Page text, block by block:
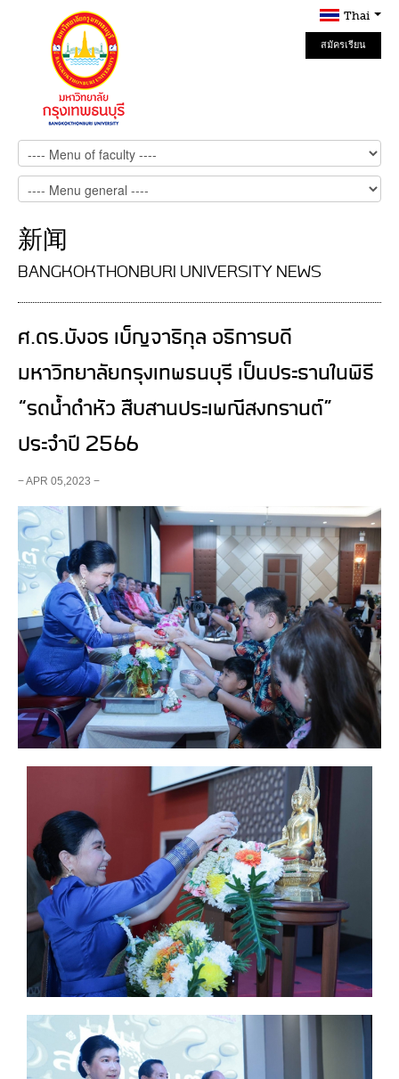
Thai
สมัครเรียน
Online
新闻
BANGKOKTHONBURI UNIVERSITY NEWS
ศ.ดร.บังอร เบ็ญจาธิกุล อธิการบดี
มหาวิทยาลัยกรุงเทพธนบุรี เป็นประธานในพิธี
“รดน้ำดำหัว สืบสานประเพณีสงกรานต์”
ประจำปี 2566
− APR 05,2023 −